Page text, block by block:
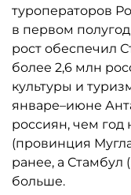
туроператоров
в первом
рост обеспечил
более 2,6 млн
культуры и
январе–июне
россиян, чем год
(провинция
ранее, а Стамбул
больше.